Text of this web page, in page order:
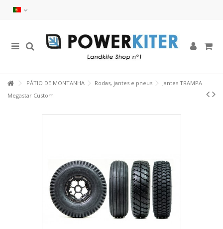
PÁTIO DE MONTANHA Rodas, jantes e pneus
Jantes TRAMPA
Megastar Custom